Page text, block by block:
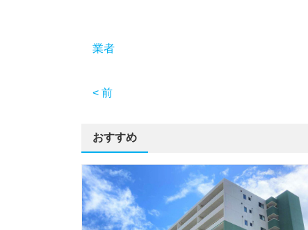
業者
< 前
おすすめ